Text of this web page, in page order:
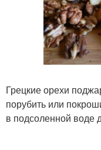
Грецкие орехи
порубить или
в подсоленной воде